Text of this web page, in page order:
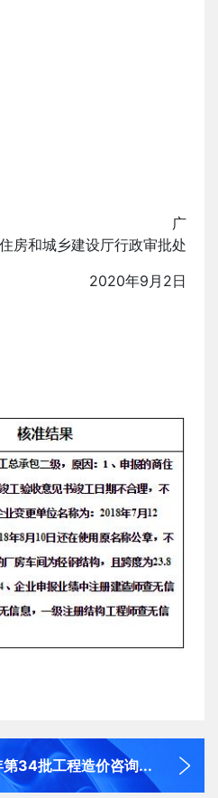
房和城乡建设厅行政审批处
月2日
34批工程造价咨询...